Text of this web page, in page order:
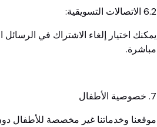
6.2 الاتصالات التسويقية:
يمكنك اختيار إلغاء الاشتراك في الرسائل
مباشرة.
7. خصوصية الأطفال